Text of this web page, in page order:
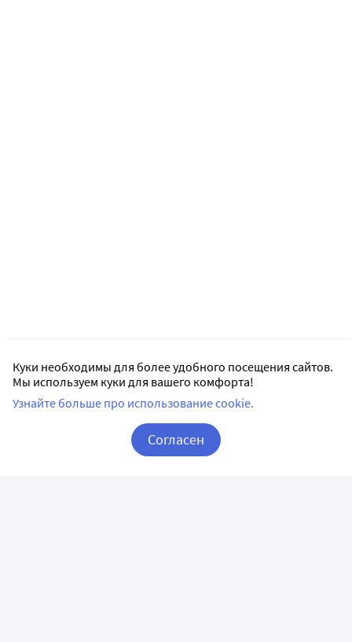
Куки необходимы для более удобного посещения сайтов.
Мы используем куки для вашего комфорта!
Узнайте больше про использование cookie.
Согласен